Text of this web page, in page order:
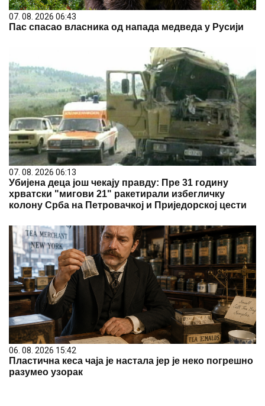
07. 08. 2026 06:43
Пас спасао власника од напада медведа у Русији
07. 08. 2026 06:13
Убијена деца још чекају правду: Пре 31 годину
хрватски "мигови 21" ракетирали избегличку
колону Срба на Петровачкој и Приједорској цести
06. 08. 2026 15:42
Пластична кеса чаја је настала јер је неко погрешно
разумео узорак